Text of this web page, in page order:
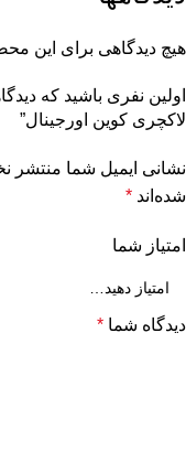
هیچ دیدگاهی برای این
اولین نفری باشید که
لاکچری کوین اورجینال”
نشانی ایمیل شما منتشر
شده‌اند *
امتیاز شما
دیدگاه شما *